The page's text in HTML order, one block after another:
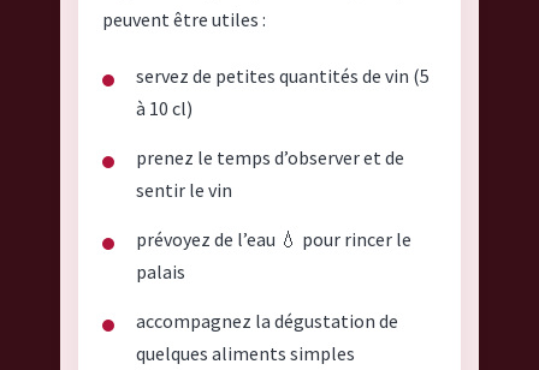
peuvent être utiles :
servez de petites quantités de vin (5
à 10 cl)
prenez le temps d’observer et de
sentir le vin
prévoyez de l’eau 💧 pour rincer le
palais
accompagnez la dégustation de
quelques aliments simples